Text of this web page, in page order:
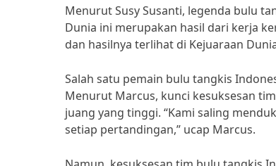
Menurut Susy Susanti, legenda bulu
Dunia ini merupakan hasil dari kerja
dan hasilnya terlihat di Kejuaraan
Salah satu pemain bulu tangkis
Menurut Marcus, kunci kesuksesan
juang yang tinggi. “Kami saling
setiap pertandingan,” ucap Marcus.